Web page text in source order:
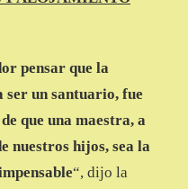
pensar que la
ser un santuario, fue
que una maestra, a
nuestros hijos, sea la
“, dijo la